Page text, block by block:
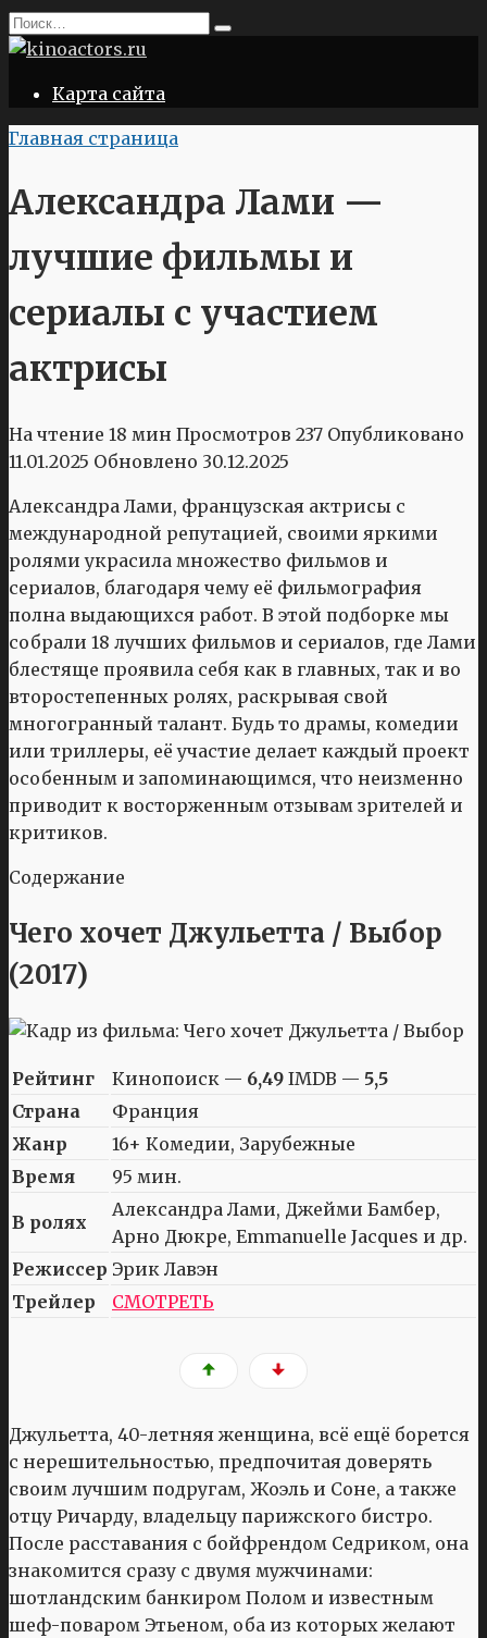
Перейти
к
Search
for:
Карта сайта
Главная страница
Александра Лами —
лучшие фильмы и
сериалы с участием
актрисы
На чтение 18 мин Просмотров 237 Опубликовано
11.01.2025 Обновлено 30.12.2025
Александра Лами, французская актрисы с
международной репутацией, своими яркими
ролями украсила множество фильмов и
сериалов, благодаря чему её фильмография
полна выдающихся работ. В этой подборке мы
собрали 18 лучших фильмов и сериалов, где Лами
блестяще проявила себя как в главных, так и во
второстепенных ролях, раскрывая свой
многогранный талант. Будь то драмы, комедии
или триллеры, её участие делает каждый проект
особенным и запоминающимся, что неизменно
приводит к восторженным отзывам зрителей и
критиков.
Содержание
Чего хочет Джульетта / Выбор
(2017)
Рейтинг Кинопоиск — 6,49 IMDB — 5,5
Страна
Франция
Жанр
16+ Комедии, Зарубежные
Время
95 мин.
В ролях
Александра Лами, Джейми Бамбер,
Арно Дюкре, Emmanuelle Jacques и др.
Режиссер Эрик Лавэн
Трейлер
СМОТРЕТЬ
Джульетта, 40-летняя женщина, всё ещё борется
с нерешительностью, предпочитая доверять
своим лучшим подругам, Жоэль и Соне, а также
отцу Ричарду, владельцу парижского бистро.
После расставания с бойфрендом Седриком, она
знакомится сразу с двумя мужчинами:
шотландским банкиром Полом и известным
шеф-поваром Этьеном, оба из которых желают